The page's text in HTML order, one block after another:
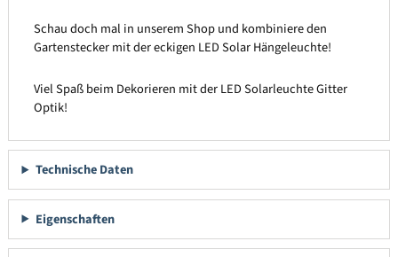
Schau doch mal in unserem Shop und kombiniere den
Gartenstecker mit der eckigen LED Solar Hängeleuchte!
Viel Spaß beim Dekorieren mit der LED Solarleuchte Gitter
Optik!
Technische Daten
Eigenschaften